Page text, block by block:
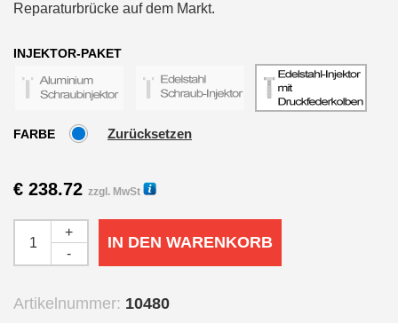
Reparaturbrücke auf dem Markt.
INJEKTOR-PAKET
FARBE Zurücksetzen
€ 238.72 zzgl. MwSt
-
+
IN DEN WARENKORB
Artikelnummer: 10480